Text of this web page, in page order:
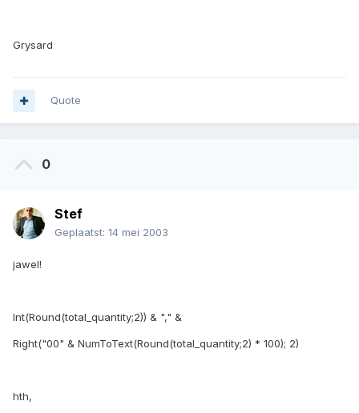
Grysard
Quote
0
Stef
Geplaatst: 14 mei 2003
jawel!
Int(Round(total_quantity;2)) & "," &
Right("00" & NumToText(Round(total_quantity;2) * 100); 2)
hth,